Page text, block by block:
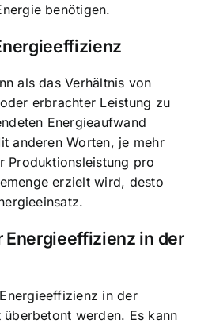
benötigen.
als das Verhältnis von
erbrachter Leistung zu
Energieaufwand
anderen Worten, je mehr
Produktionsleistung pro
erzielt wird, desto
in der
in der
werden. Es kann